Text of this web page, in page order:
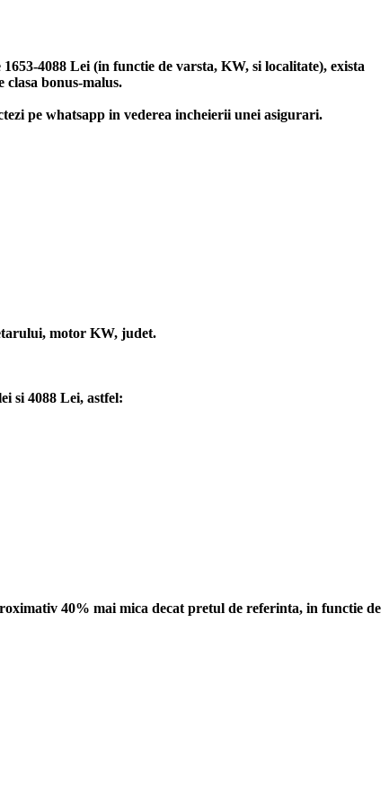
4088 Lei (in functie de varsta, KW, si localitate), exista
bonus-malus.
pe whatsapp in vederea incheierii unei asigurari.
motor KW, judet.
si 4088 Lei, astfel:
40% mai mica decat pretul de referinta, in functie de